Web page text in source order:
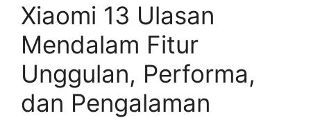
Xiaomi 13 Ulasan
Mendalam Fitur
Unggulan, Performa,
dan Pengalaman